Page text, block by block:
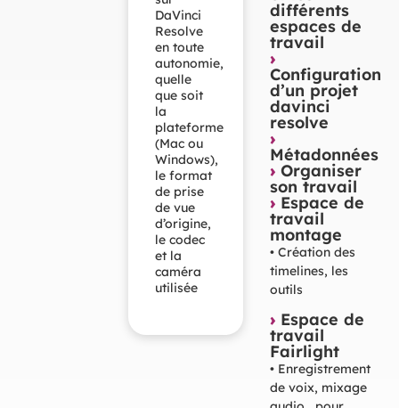
DaVinci
Resolve
en toute
autonomie,
quelle
que soit
la
plateforme
(Mac ou
Windows),
le format
de prise
de vue
d’origine,
le codec
et la
caméra
utilisée
différents
espaces de
travail
›
Configuration
d’un projet
davinci
resolve
›
Métadonnées
›Organiser
son travail
›Espace de
travail
montage
• Création des
timelines, les
outils
›Espace de
travail
Fairlight
• Enregistrement
de voix, mixage